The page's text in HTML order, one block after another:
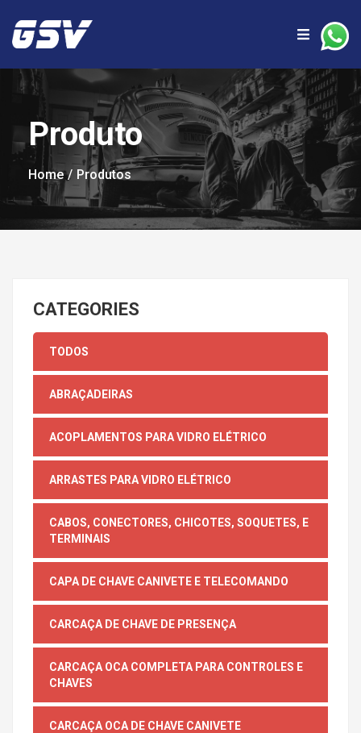
Produto
Home Produtos
CATEGORIES
TODOS
ABRAÇADEIRAS
ACOPLAMENTOS PARA VIDRO ELÉTRICO
ARRASTES PARA VIDRO ELÉTRICO
CABOS, CONECTORES, CHICOTES, SOQUETES, E
TERMINAIS
CAPA DE CHAVE CANIVETE E TELECOMANDO
CARCAÇA DE CHAVE DE PRESENÇA
CARCAÇA OCA COMPLETA PARA CONTROLES E
CHAVES
CARCAÇA OCA DE CHAVE CANIVETE